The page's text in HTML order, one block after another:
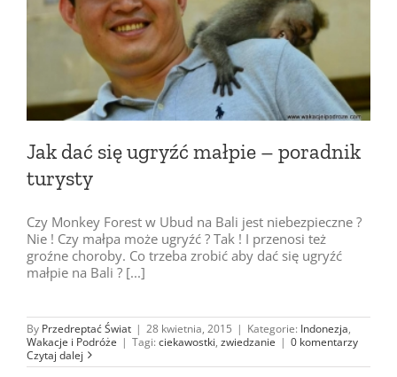
Jak dać się ugryźć małpie – poradnik
turysty
Czy Monkey Forest w Ubud na Bali jest niebezpieczne ?
Nie ! Czy małpa może ugryźć ? Tak ! I przenosi też
groźne choroby. Co trzeba zrobić aby dać się ugryźć
małpie na Bali ? [...]
By Przedreptać Świat | 28 kwietnia, 2015 | Kategorie: Indonezja,
Wakacje i Podróże | Tagi: ciekawostki, zwiedzanie | 0 komentarzy
Czytaj dalej